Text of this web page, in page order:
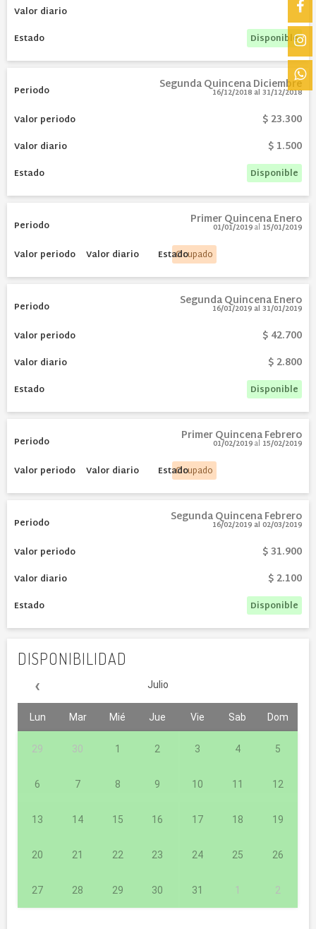
-
Disponible
Segunda Quincena Diciembre
16/12/2018al 31/12/2018
$ 23.300
$ 1.500
Disponible
Primer Quincena Enero
01/01/2019al 15/01/2019
Ocupado
Segunda Quincena Enero
16/01/2019al 31/01/2019
$ 42.700
$ 2.800
Disponible
Primer Quincena Febrero
01/02/2019al 15/02/2019
Ocupado
Segunda Quincena Febrero
16/02/2019al 02/03/2019
$ 31.900
$ 2.100
Disponible
DISPONIBILIDAD
‹ Julio
Lun Mar Mié Jue Vie Sab Dom
29 30 1 2 3 4 5
6 7 8 9 10 11 12
13 14 15 16 17 18 19
20 21 22 23 24 25 26
27 28 29 30 31 1 2